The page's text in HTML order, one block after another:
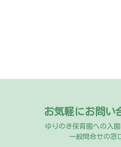
お気軽にお問い
ゆりのき保育園への入
一般問合せの窓